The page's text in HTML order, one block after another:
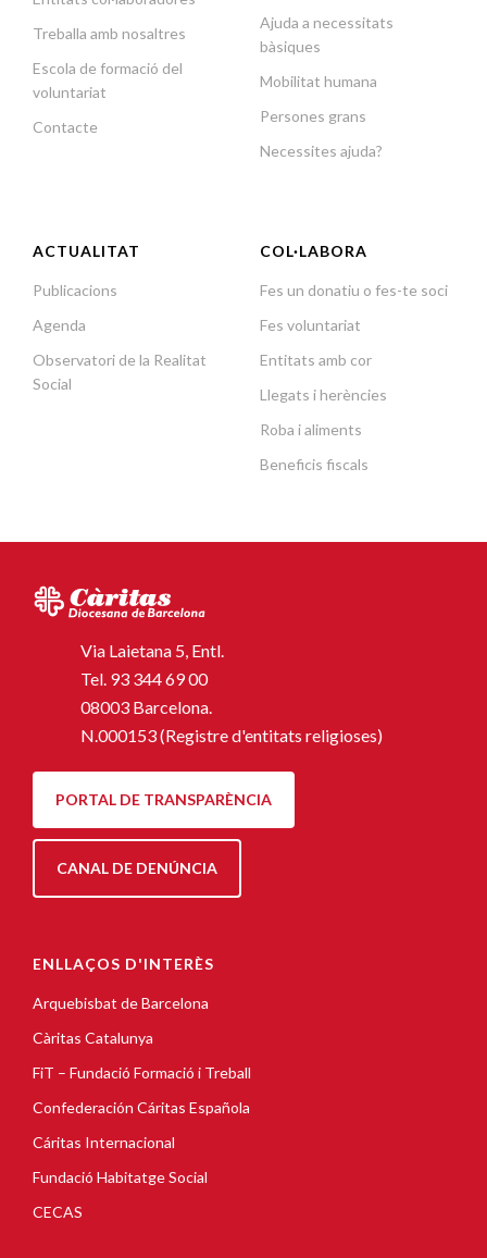
Treballa amb nosaltres
Escola de formació del
voluntariat
Contacte
Ajuda a necessitats
bàsiques
Mobilitat humana
Persones grans
Necessites ajuda?
ACTUALITAT
Publicacions
Agenda
Observatori de la Realitat
Social
COL·LABORA
Fes un donatiu o fes-te soci
Fes voluntariat
Entitats amb cor
Llegats i herències
Roba i aliments
Beneficis fiscals
Via Laietana 5, Entl.
Tel. 93 344 69 00
08003 Barcelona.
N.000153 (Registre d'entitats religioses)
PORTAL DE TRANSPARÈNCIA
CANAL DE DENÚNCIA
ENLLAÇOS D'INTERÈS
Arquebisbat de Barcelona
Càritas Catalunya
FiT – Fundació Formació i Treball
Confederación Cáritas Española
Cáritas Internacional
Fundació Habitatge Social
CECAS